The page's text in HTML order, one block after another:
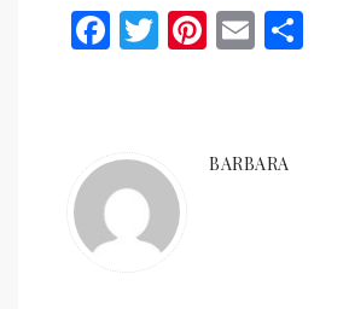
Facebook
Twitter
Pinterest
Email
BARBARA